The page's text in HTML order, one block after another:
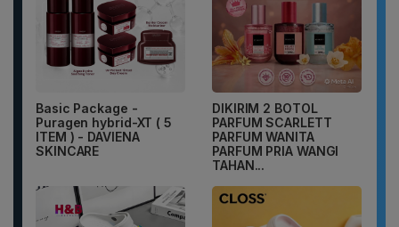
Basic Package -
Puragen hybrid-XT ( 5
ITEM ) - DAVIENA
SKINCARE
DIKIRIM 2 BOTOL
PARFUM SCARLETT
PARFUM WANITA
PARFUM PRIA WANGI
TAHAN...